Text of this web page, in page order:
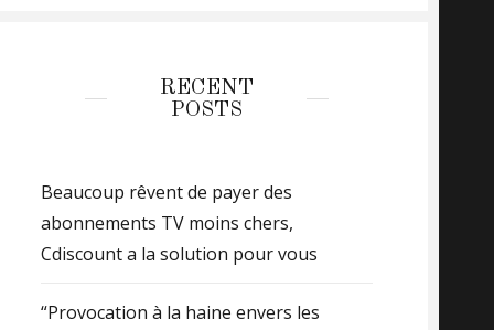
RECENT
POSTS
Beaucoup rêvent de payer des
abonnements TV moins chers,
Cdiscount a la solution pour vous
“Provocation à la haine envers les